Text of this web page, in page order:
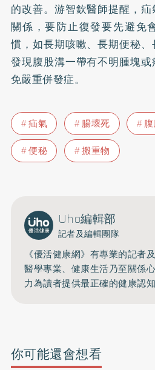
的改善。游智欽醫師提醒，
關係，要防止復發要先避免
慣，如長期咳嗽、長期便秘
發現腹股溝一帶有不明腫塊
免嚴重併發症。
疝氣 腸壞死
便秘
搬重物
Uho編輯部
記者及編輯團隊
《優活健康網》有專業的記者
醫學專業、健康生活乃至關係
力為讀者提供最正確的健康認
你可能還會想看